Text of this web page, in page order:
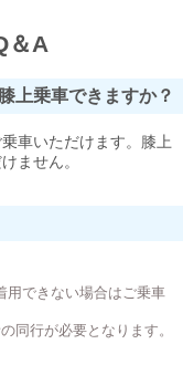
＆A
上乗車できますか？
車いただけます。膝上
ません。
用できない場合はご乗車
同行が必要となります。